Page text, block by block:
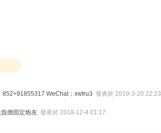
852+91855317 WeChat；xwtru3 發表於 2019-3-20 22:23
擔固定炮友 發表於 2018-12-4 01:17